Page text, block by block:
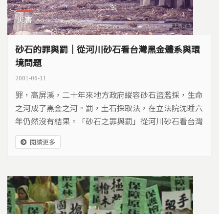
災害
砂石的罪與罰｜從河川砂石看台灣黑金體系與環
境問題
2001-06-11
罪，高屏溪，二十年來地方政府縱容砂石盜濫採，生命
之河成了黑金之河。罰，土石採取法，在立法院沈睡六
年仍然沒有結果。「砂石之罪與罰」從河川砂石看台灣
的黑金體系與環境問題。
閱讀更多